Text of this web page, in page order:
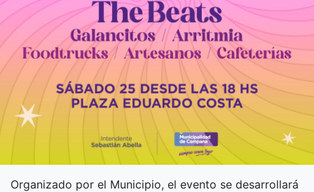
Organizado por el Municipio, el evento se desarrollará